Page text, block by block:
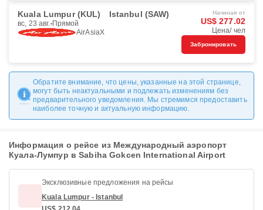
Kuala Lumpur (KUL) Istanbul (SAW)
вс, 23 авг. Прямой
AirAsiaX
Начиная от
US$ 277.02
Цена/ чел
Забронировать
Обратите внимание, что цены, указанные на этой странице,
могут быть неактуальными и подлежать изменениям без
предварительного уведомления. Мы стремимся предоставить
наиболее точную и актуальную информацию.
Информация о рейсе из Международный аэропорт
Куала-Лумпур в Sabiha Gokcen International Airport
Эксклюзивные предложения на рейсы
Kuala Lumpur - Istanbul